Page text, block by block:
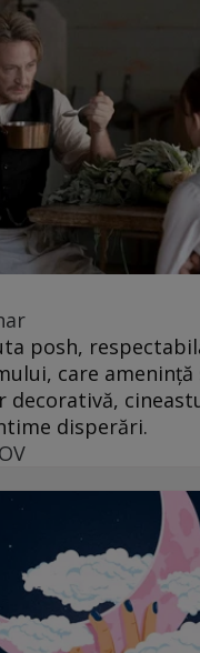
posh,
care amenință
disperări.